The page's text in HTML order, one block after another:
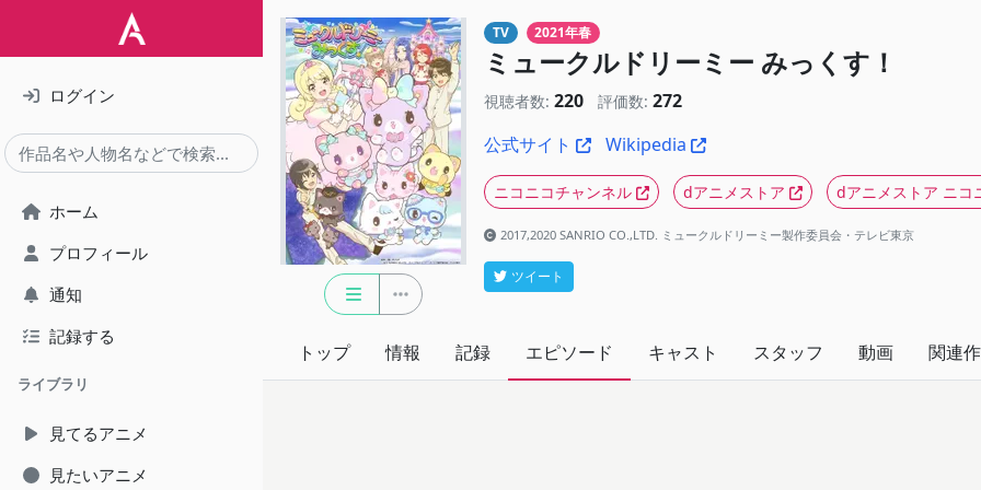
ログイン
ホーム
プロフィール
通知
記録する
ライブラリ
見てるアニメ
見たいアニメ
TV 2021年春
ミュークルドリーミー みっくす！
視聴者数: 220 評価数: 272
公式サイト
Wikipedia
ニコニコチャンネル dアニメストア dアニメストア ニコ
2017,2020 SANRIO CO.,LTD. ミュークルドリーミー製作委員会・テレビ東京
ツイート
トップ 情報 記録 エピソード キャスト スタッフ 動画 関連